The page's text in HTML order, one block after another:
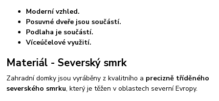
Moderní vzhled.
Posuvné dveře jsou součástí.
Podlaha je součástí.
Víceúčelové využití.
Materiál - Severský smrk
Zahradní domky jsou vyráběny z kvalitního a precizně tříděného
severského smrku, který je těžen v oblastech severní Evropy.